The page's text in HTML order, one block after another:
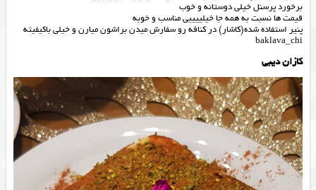
برخورد پرسنل خیلی دوستانه و خوب
قیمت ها نسبت به همه جا خیلییییی مناسب و خوبه
پنیر استفاده شده(کاشار) در کنافه رو سفارش میدن براشون میارن و خیلی باکیفیته
baklava_chi
کازان دیبی